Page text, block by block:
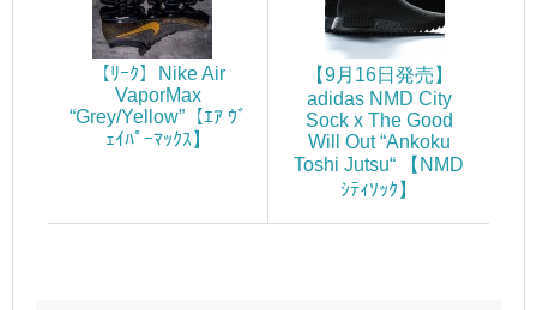
【ﾘｰｸ】Nike Air
VaporMax
“Grey/Yellow”【ｴｱ ｳﾞ
ｪｲﾊﾟｰﾏｯｸｽ】
【9月16日発売】
adidas NMD City
Sock x The Good
Will Out “Ankoku
Toshi Jutsu“ 【NMD
ｼﾃｨｿｯｸ】